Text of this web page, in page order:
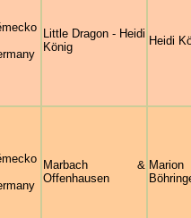
Little Dragon - Heidi
König
Heidi
Marbach &
Offenhausen
Marion